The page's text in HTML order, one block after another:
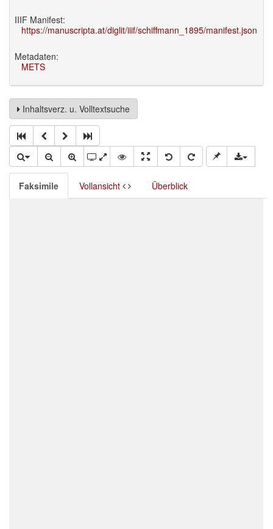
IIIF Manifest:
https://manuscripta.at/diglit/iiif/schiffmann_1895/manifest.json
Metadaten:
METS
Inhaltsverz. u. Volltextsuche
Faksimile Vollansicht Überblick